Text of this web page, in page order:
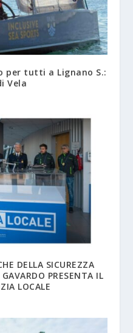
per tutti a Lignano S.:
Vela
DELLA SICUREZZA
PRESENTA IL
LOCALE